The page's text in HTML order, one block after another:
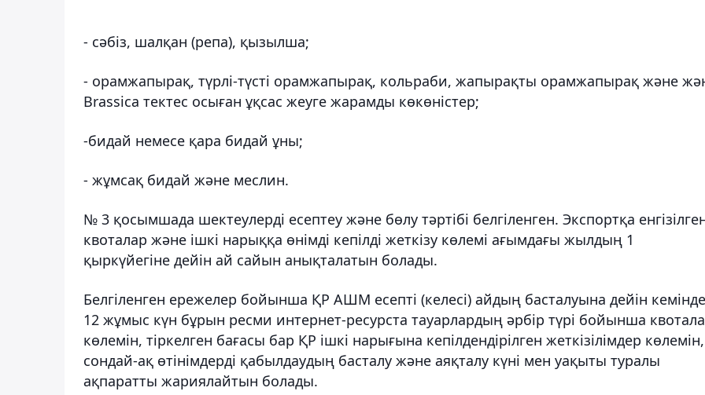
- сәбіз, шалқан (репа), қызылша;
- орамжапырақ, түрлі-түсті орамжапырақ, кольраби, жапырақты орамжапырақ және
Brassica тектес осыған ұқсас жеуге жарамды көкөністер;
-бидай немесе қара бидай ұны;
- жұмсақ бидай және меслин.
№ 3 қосымшада шектеулерді есептеу және бөлу тәртібі белгіленген. Экспортқа
квоталар және ішкі нарыққа өнімді кепілді жеткізу көлемі ағымдағы жылдың 1
қыркүйегіне дейін ай сайын анықталатын болады.
Белгіленген ережелер бойынша ҚР АШМ есепті (келесі) айдың басталуына дейін кемінде
12 жұмыс күн бұрын ресми интернет-ресурста тауарлардың әрбір түрі бойынша
көлемін, тіркелген бағасы бар ҚР ішкі нарығына кепілдендірілген жеткізілімдер көлемін,
сондай-ақ өтінімдерді қабылдаудың басталу және аяқталу күні мен уақыты туралы
ақпаратты жариялайтын болады.